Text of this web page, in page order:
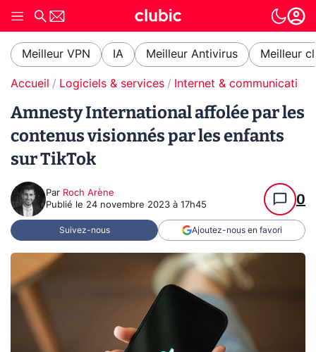
Meilleur VPN IA Meilleur Antivirus Meilleur
Accueil Logiciels & services Internet & communication
Amnesty International affolée par les
contenus visionnés par les enfants
sur TikTok
Par Roch Arène
Publié le 24 novembre 2023 à 17h45 0
Suivez-nous Ajoutez-nous en favori